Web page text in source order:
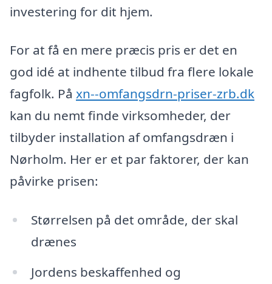
investering for dit hjem.
For at få en mere præcis pris er det en
god idé at indhente tilbud fra flere lokale
fagfolk. På xn--omfangsdrn-priser-zrb.dk
kan du nemt finde virksomheder, der
tilbyder installation af omfangsdræn i
Nørholm. Her er et par faktorer, der kan
påvirke prisen:
Størrelsen på det område, der skal
drænes
Jordens beskaffenhed og